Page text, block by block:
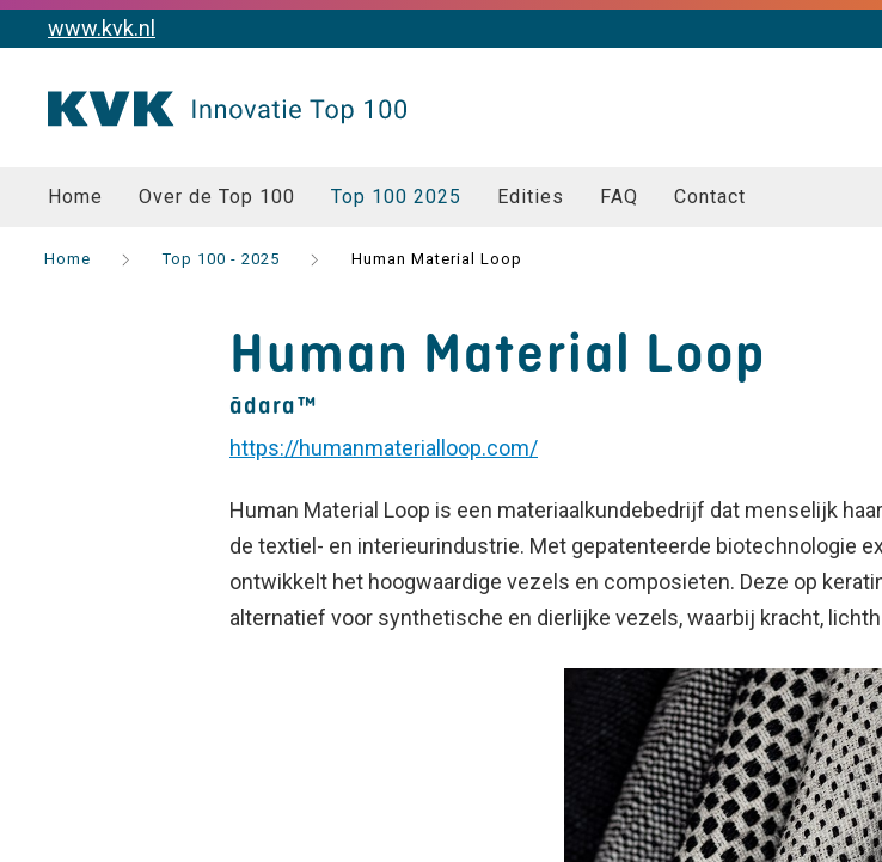
www.kvk.nl
Home Over de Top 100 Top 100 2025 Edities FAQ Contact
Home Top 100 - 2025 Human Material Loop
Human Material Loop
ādara™
https://humanmaterialloop.com/
Human Material Loop is een materiaalkundebedrijf dat menselijk
de textiel- en interieurindustrie. Met gepatenteerde biotechnologie
ontwikkelt het hoogwaardige vezels en composieten. Deze op
alternatief voor synthetische en dierlijke vezels, waarbij kracht,